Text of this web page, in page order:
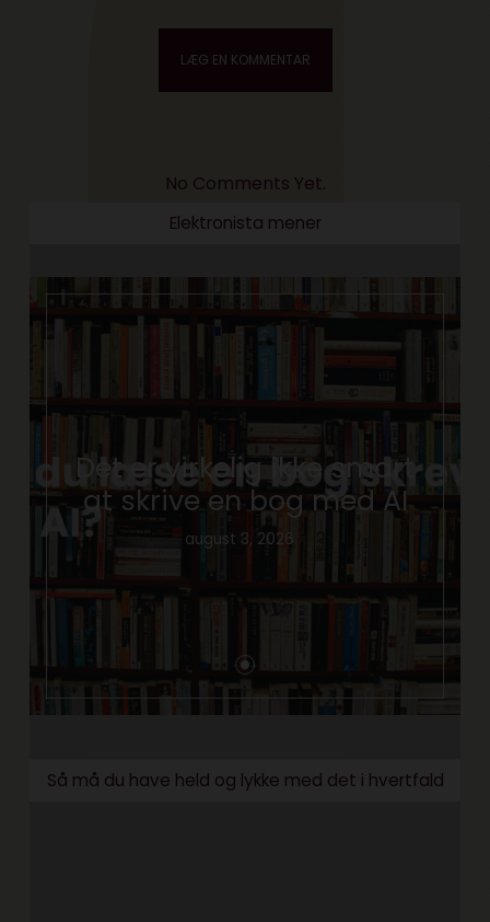
No Comments Yet.
Elektronista mener
Det er virkelig ikke smart
at skrive en bog med AI
august 3, 2026
Så må du have held og lykke med det i hvertfald